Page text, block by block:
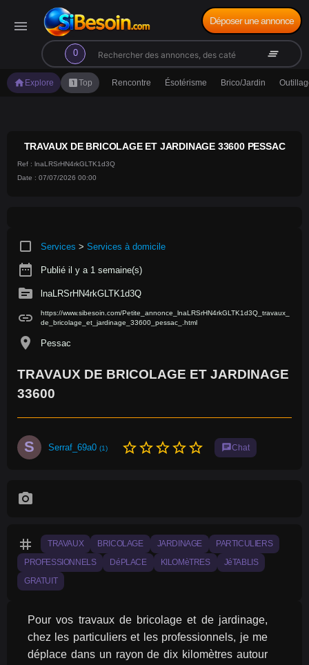
menu
0
search clear_all
Déposer une annonce
home Explore looks_oneTop Rencontre Ésotérisme Brico/Jardin
TRAVAUX DE BRICOLAGE ET JARDINAGE 33600 PESSAC
Ref : lnaLRSrHN4rkGLTK1d3Q
Date : 07/07/2026 00:00
crop_square Services > Services à domicile
date_range Publié il y a 1 semaine(s)
source lnaLRSrHN4rkGLTK1d3Q
link
https://www.sibesoin.com/Petite_annonce_lnaLRSrHN4rkGLTK1d3Q_travaux_
de_bricolage_et_jardinage_33600_pessac_.html
location_on Pessac
TRAVAUX DE BRICOLAGE ET JARDINAGE
33600
S Serraf_69a0 (1) star_borderstar_borderstar_borderstar_borderstar_border chatChat
photo_camera
tag TRAVAUX BRICOLAGE JARDINAGE PARTICULIERS
PROFESSIONNELS DéPLACE KILOMèTRES JéTABLIS
GRATUIT
Pour vos travaux de bricolage et de jardinage,
chez les particuliers et les professionnels, je me
déplace dans un rayon de dix kilomètres autour